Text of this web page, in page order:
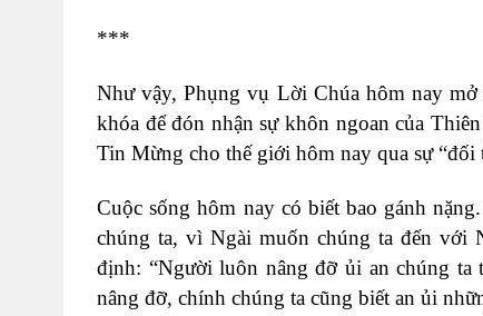
***
Như vậy, Phụng vụ Lời Chúa hôm nay
khóa để đón nhận sự khôn ngoan của
Tin Mừng cho thế giới hôm nay qua sự “đối
Cuộc sống hôm nay có biết bao gánh
chúng ta, vì Ngài muốn chúng ta đến với
định: “Người luôn nâng đỡ ủi an chúng ta
nâng đỡ, chính chúng ta cũng biết an ủi